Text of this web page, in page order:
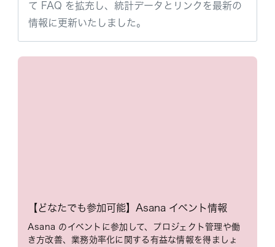
て FAQ を拡充し、統計データとリンクを最新の
情報に更新いたしました。
【どなたでも参加可能】Asana イベント情報
Asana のイベントに参加して、プロジェクト管理や働
き方改善、業務効率化に関する有益な情報を得ましょ